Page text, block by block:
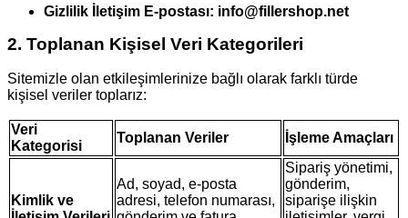
Gizlilik İletişim E-postası: info@fillershop.net
2. Toplanan Kişisel Veri Kategorileri
Sitemizle olan etkileşimlerinize bağlı olarak farklı türde
kişisel veriler toplarız:
Veri
Kategorisi
Toplanan Veriler İşleme Amaçları
Kimlik ve
Ad, soyad, e-posta
adresi, telefon numarası,
Sipariş yönetimi,
gönderim,
siparişe ilişkin